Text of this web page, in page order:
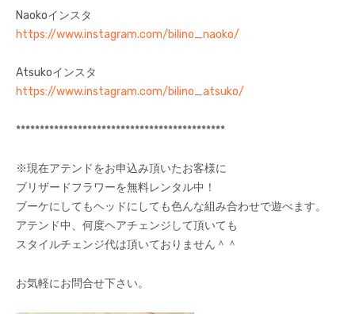
Naokoインスタ
https://www.instagram.com/bilino_naoko/
Atsukoインスタ
https://www.instagram.com/bilino_atsuko/
********************************************
※現在アテンドをお申込み頂いたお客様に
ブリザードフラワーを無料レンタル中！
ブーケにしてもヘッドにしても色んな組み合わせで遊べます。
アテンド中、何度ヘアチェンジして頂いても
スタイルチェンジ代は頂いておりません＾＾
お気軽にお問合せ下さい。